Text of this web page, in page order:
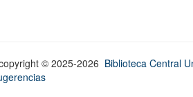
© 2025-2026 Biblioteca Central